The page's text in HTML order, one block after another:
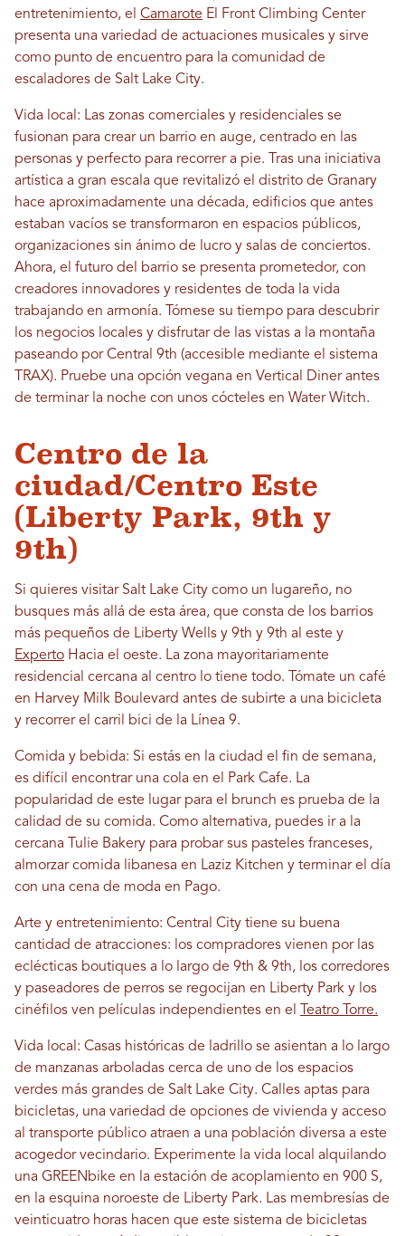
entretenimiento, el Camarote El Front Climbing Center
presenta una variedad de actuaciones musicales y sirve
como punto de encuentro para la comunidad de
escaladores de Salt Lake City.
Vida local: Las zonas comerciales y residenciales se
fusionan para crear un barrio en auge, centrado en las
personas y perfecto para recorrer a pie. Tras una iniciativa
artística a gran escala que revitalizó el distrito de Granary
hace aproximadamente una década, edificios que antes
estaban vacíos se transformaron en espacios públicos,
organizaciones sin ánimo de lucro y salas de conciertos.
Ahora, el futuro del barrio se presenta prometedor, con
creadores innovadores y residentes de toda la vida
trabajando en armonía. Tómese su tiempo para descubrir
los negocios locales y disfrutar de las vistas a la montaña
paseando por Central 9th ​​(accesible mediante el sistema
TRAX). Pruebe una opción vegana en Vertical Diner antes
de terminar la noche con unos cócteles en Water Witch.
Centro de la
ciudad/Centro Este
(Liberty Park, 9th y
9th)
Si quieres visitar Salt Lake City como un lugareño, no
busques más allá de esta área, que consta de los barrios
más pequeños de Liberty Wells y 9th y 9th al este y
Experto Hacia el oeste. La zona mayoritariamente
residencial cercana al centro lo tiene todo. Tómate un café
en Harvey Milk Boulevard antes de subirte a una bicicleta
y recorrer el carril bici de la Línea 9.
Comida y bebida: Si estás en la ciudad el fin de semana,
es difícil encontrar una cola en el Park Cafe. La
popularidad de este lugar para el brunch es prueba de la
calidad de su comida. Como alternativa, puedes ir a la
cercana Tulie Bakery para probar sus pasteles franceses,
almorzar comida libanesa en Laziz Kitchen y terminar el día
con una cena de moda en Pago.
Arte y entretenimiento: Central City tiene su buena
cantidad de atracciones: los compradores vienen por las
eclécticas boutiques a lo largo de 9th & 9th, los corredores
y paseadores de perros se regocijan en Liberty Park y los
cinéfilos ven películas independientes en el
Teatro Torre.
Vida local: Casas históricas de ladrillo se asientan a lo largo
de manzanas arboladas cerca de uno de los espacios
verdes más grandes de Salt Lake City. Calles aptas para
bicicletas, una variedad de opciones de vivienda y acceso
al transporte público atraen a una población diversa a este
acogedor vecindario. Experimente la vida local alquilando
una GREENbike en la estación de acoplamiento en 900 S,
en la esquina noroeste de Liberty Park. Las membresías de
veinticuatro horas hacen que este sistema de bicicletas